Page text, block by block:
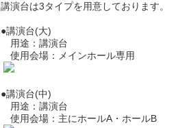
講演台は3タイプを用意しております。
●講演台(大)
用途：講演台
使用会場：メインホール専用
●講演台(中)
用途：講演台
使用会場：主にホールA・ホールB